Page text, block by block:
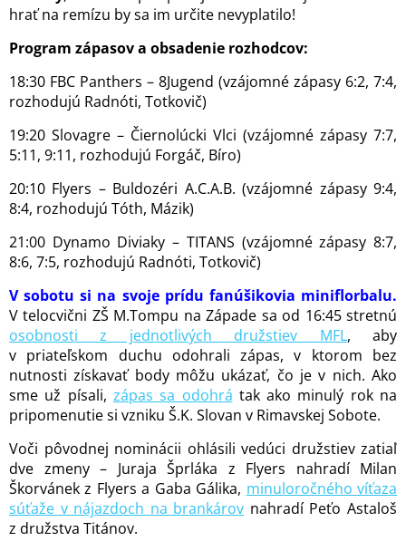
hrať na remízu by sa im určite nevyplatilo!
Program zápasov a obsadenie rozhodcov:
18:30 FBC Panthers – 8Jugend (vzájomné zápasy 6:2, 7:4,
rozhodujú Radnóti, Totkovič)
19:20 Slovagre – Čiernolúcki Vlci (vzájomné zápasy 7:7,
5:11, 9:11, rozhodujú Forgáč, Bíro)
20:10 Flyers – Buldozéri A.C.A.B. (vzájomné zápasy 9:4,
8:4, rozhodujú Tóth, Mázik)
21:00 Dynamo Diviaky – TITANS (vzájomné zápasy 8:7,
8:6, 7:5, rozhodujú Radnóti, Totkovič)
V sobotu si na svoje prídu fanúšikovia miniflorbalu.
V telocvični ZŠ M.Tompu na Západe sa od 16:45 stretnú
osobnosti z jednotlivých družstiev MFL, aby
v priateľskom duchu odohrali zápas, v ktorom bez
nutnosti získavať body môžu ukázať, čo je v nich. Ako
sme už písali, zápas sa odohrá tak ako minulý rok na
pripomenutie si vzniku Š.K. Slovan v Rimavskej Sobote.
Voči pôvodnej nominácii ohlásili vedúci družstiev zatiaľ
dve zmeny – Juraja Šprláka z Flyers nahradí Milan
Škorvánek z Flyers a Gaba Gálika, minuloročného víťaza
súťaže v nájazdoch na brankárov nahradí Peťo Astaloš
z družstva Titánov.